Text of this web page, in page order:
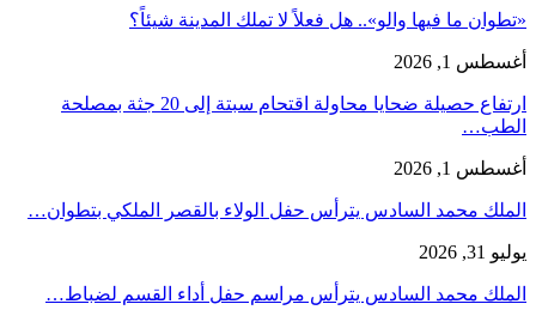
«تطوان ما فيها والو».. هل فعلاً لا تملك المدينة شيئاً؟
أغسطس 1, 2026
ارتفاع حصيلة ضحايا محاولة اقتحام سبتة إلى 20 جثة بمصلحة
الطب…
أغسطس 1, 2026
الملك محمد السادس يترأس حفل الولاء بالقصر الملكي بتطوان…
يوليو 31, 2026
الملك محمد السادس يترأس مراسم حفل أداء القسم لضباط…